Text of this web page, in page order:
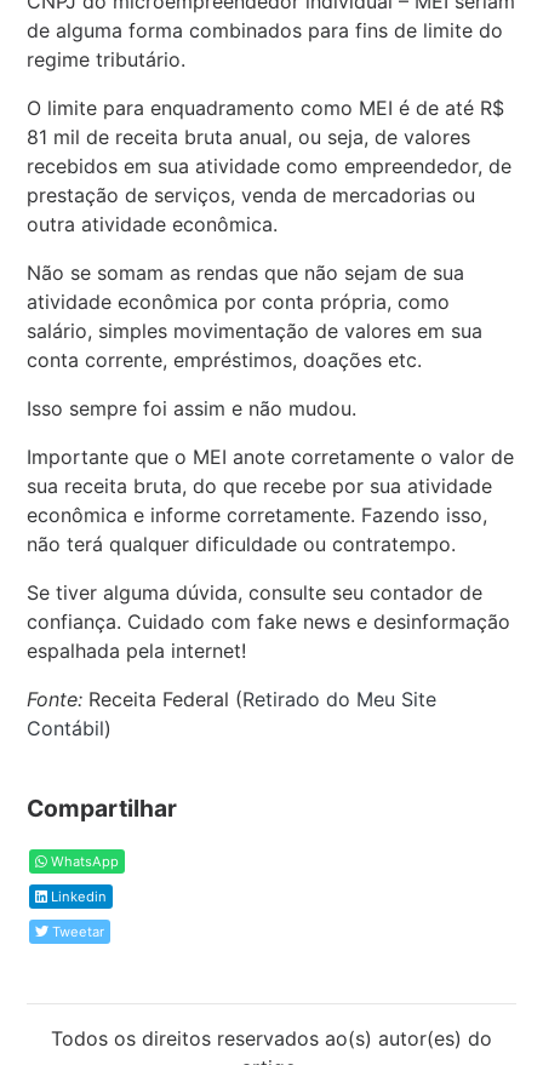
de alguma forma combinados para fins de limite do
regime tributário.
O limite para enquadramento como MEI é de até R$
81 mil de receita bruta anual, ou seja, de valores
recebidos em sua atividade como empreendedor, de
prestação de serviços, venda de mercadorias ou
outra atividade econômica.
Não se somam as rendas que não sejam de sua
atividade econômica por conta própria, como
salário, simples movimentação de valores em sua
conta corrente, empréstimos, doações etc.
Isso sempre foi assim e não mudou.
Importante que o MEI anote corretamente o valor de
sua receita bruta, do que recebe por sua atividade
econômica e informe corretamente. Fazendo isso,
não terá qualquer dificuldade ou contratempo.
Se tiver alguma dúvida, consulte seu contador de
confiança. Cuidado com fake news e desinformação
espalhada pela internet!
Fonte: Receita Federal (Retirado do Meu Site
Contábil)
Compartilhar
WhatsApp
Linkedin
Tweetar
Todos os direitos reservados ao(s) autor(es) do